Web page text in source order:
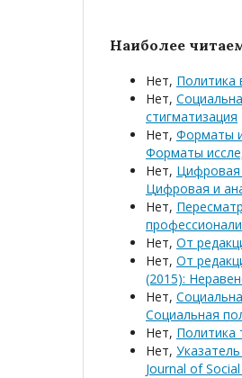
Наиболее
Нет, Политика
Нет,
стигматизация
Нет, Форматы
Форматы
Нет, Цифровая
Цифровая и
Нет,
Нет, От
Нет, От
(2015):
Нет,
Социальная
Нет, Политика
Нет,
Journal of